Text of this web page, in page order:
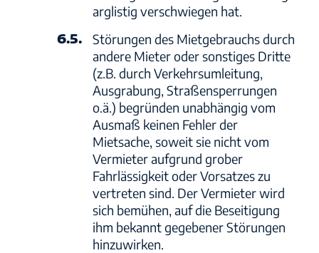
arglistig verschwiegen hat.
6.5.
Störungen des Mietgebrauchs durch
andere Mieter oder sonstiges Dritte
(z.B. durch Verkehrsumleitung,
Ausgrabung, Straßensperrungen
o.ä.) begründen unabhängig vom
Ausmaß keinen Fehler der
Mietsache, soweit sie nicht vom
Vermieter aufgrund grober
Fahrlässigkeit oder Vorsatzes zu
vertreten sind. Der Vermieter wird
sich bemühen, auf die Beseitigung
ihm bekannt gegebener Störungen
hinzuwirken.